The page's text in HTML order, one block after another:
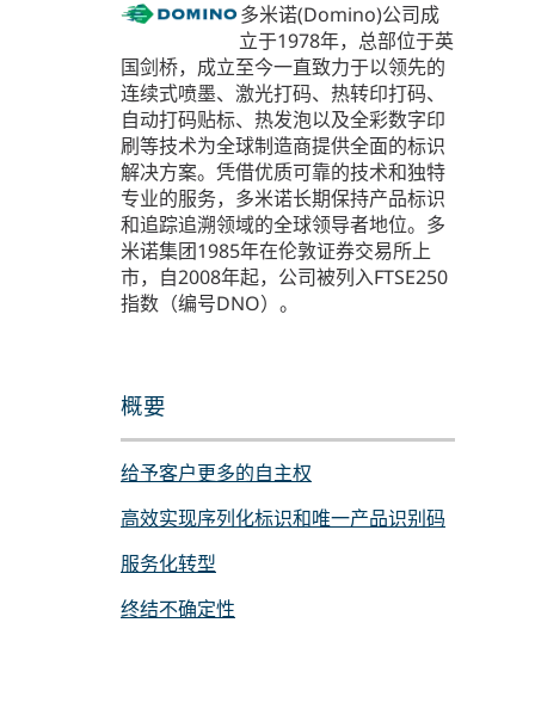
多米诺(Domino)公司成
立于1978年，总部位于英
国剑桥，成立至今一直致力于以领先的
连续式喷墨、激光打码、热转印打码、
自动打码贴标、热发泡以及全彩数字印
刷等技术为全球制造商提供全面的标识
解决方案。凭借优质可靠的技术和独特
专业的服务，多米诺长期保持产品标识
和追踪追溯领域的全球领导者地位。多
米诺集团1985年在伦敦证券交易所上
市，自2008年起，公司被列入FTSE250
指数（编号DNO）。
概要
给予客户更多的自主权
高效实现序列化标识和唯一产品识别码
服务化转型
终结不确定性